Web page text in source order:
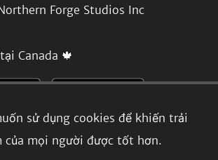
sử dụng cookies để khiến trải
của mọi người được tốt hơn.
Forge Studios Inc
Canada 🍁